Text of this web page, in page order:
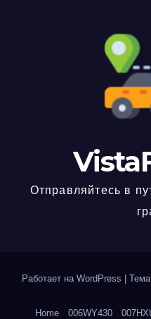
Отправляйтесь в
Работает на WordPress
Home 006WY430